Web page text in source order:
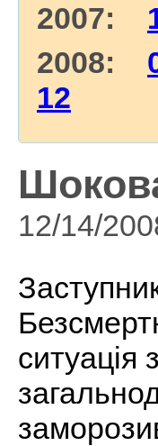
2007:
2008:
12
12/14/
ситуація